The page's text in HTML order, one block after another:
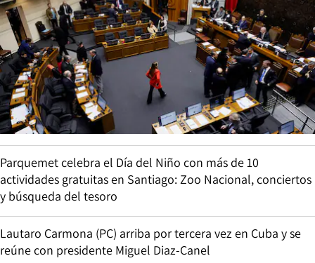
Parquemet celebra el Día del Niño con más de 10
actividades gratuitas en Santiago: Zoo Nacional, conciertos
y búsqueda del tesoro
Lautaro Carmona (PC) arriba por tercera vez en Cuba y se
reúne con presidente Miguel Diaz-Canel